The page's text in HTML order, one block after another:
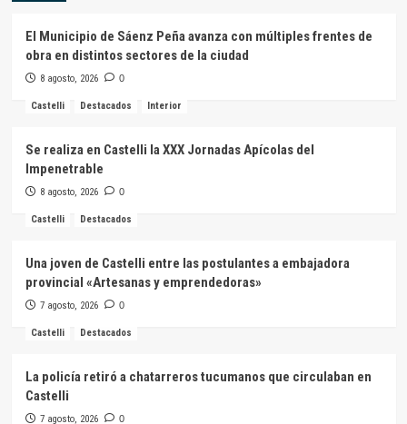
El Municipio de Sáenz Peña avanza con múltiples frentes de
obra en distintos sectores de la ciudad
8 agosto, 2026 0
Castelli Destacados Interior
Se realiza en Castelli la XXX Jornadas Apícolas del
Impenetrable
8 agosto, 2026 0
Castelli Destacados
Una joven de Castelli entre las postulantes a embajadora
provincial «Artesanas y emprendedoras»
7 agosto, 2026 0
Castelli Destacados
La policía retiró a chatarreros tucumanos que circulaban en
Castelli
7 agosto, 2026 0